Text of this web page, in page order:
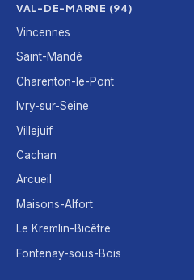
VAL-DE-MARNE (94)
Vincennes
Saint-Mandé
Charenton-le-Pont
Ivry-sur-Seine
Villejuif
Cachan
Arcueil
Maisons-Alfort
Le Kremlin-Bicêtre
Fontenay-sous-Bois